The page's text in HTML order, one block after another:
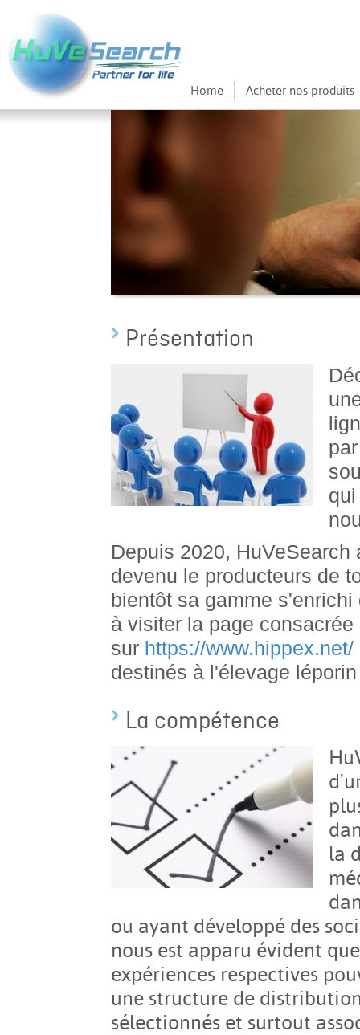
Home Acheter nos produits
Présentation
Depuis 2020,
devenu le producteurs de
bientôt sa gamme
à visiter la page
sur https://www.hippex.net/
destinés à l'élevage
La compétence
la
ou ayant développé des
nous est apparu évident
expériences respectives
une structure de
sélectionnés et surtout